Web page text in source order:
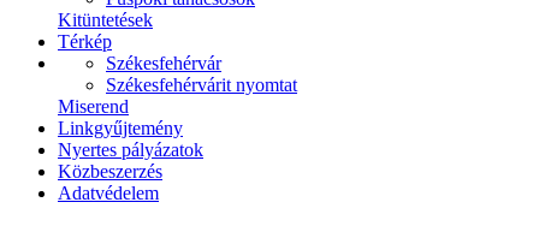
Kitüntetések
Térkép
Székesfehérvár
Székesfehérvárit nyomtat
Miserend
Linkgyűjtemény
Nyertes pályázatok
Közbeszerzés
Adatvédelem